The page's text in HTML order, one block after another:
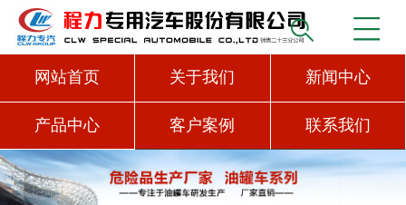
网站首页 关于我们 新闻中心
产品中心 客户案例 联系我们